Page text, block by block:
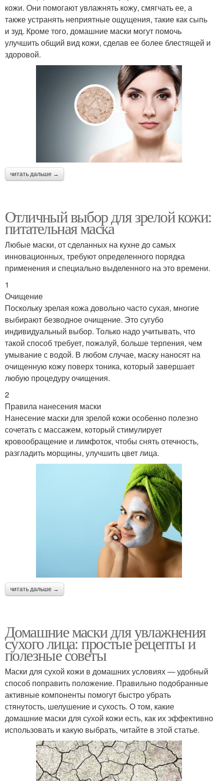
кожи. Они помогают увлажнять кожу, смягчать ее, а
также устранять неприятные ощущения, такие как сыпь
и зуд. Кроме того, домашние маски могут помочь
улучшить общий вид кожи, сделав ее более блестящей и
здоровой.
читать дальше →
Отличный выбор для зрелой кожи:
питательная маска
Любые маски, от сделанных на кухне до самых
инновационных, требуют определенного порядка
применения и специально выделенного на это времени.
1
Очищение
Поскольку зрелая кожа довольно часто сухая, многие
выбирают безводное очищение. Это сугубо
индивидуальный выбор. Только надо учитывать, что
такой способ требует, пожалуй, больше терпения, чем
умывание с водой. В любом случае, маску наносят на
очищенную кожу поверх тоника, который завершает
любую процедуру очищения.
2
Правила нанесения маски
Нанесение маски для зрелой кожи особенно полезно
сочетать с массажем, который стимулирует
кровообращение и лимфоток, чтобы снять отечность,
разгладить морщины, улучшить цвет лица.
читать дальше →
Домашние маски для увлажнения
сухого лица: простые рецепты и
полезные советы
Маски для сухой кожи в домашних условиях — удобный
способ поправить положение. Правильно подобранные
активные компоненты помогут быстро убрать
стянутость, шелушение и сухость. О том, какие
домашние маски для сухой кожи есть, как их эффективно
использовать и какую выбрать, читайте в этой статье.